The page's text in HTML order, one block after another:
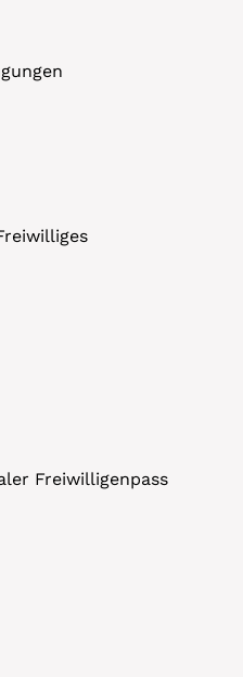
Freiwilligenpass